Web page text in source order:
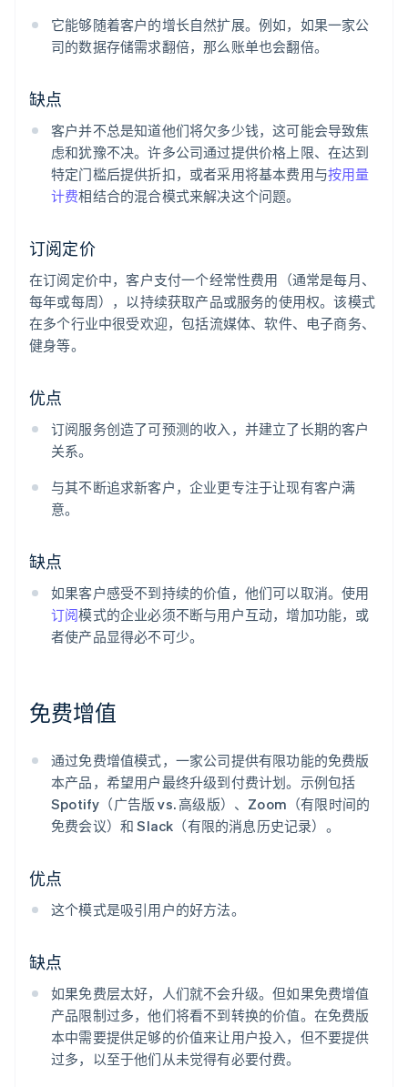
它能够随着客户的增长自然扩展。例如，如果一家公
司的数据存储需求翻倍，那么账单也会翻倍。
缺点
客户并不总是知道他们将欠多少钱，这可能会导致焦
虑和犹豫不决。许多公司通过提供价格上限、在达到
特定门槛后提供折扣，或者采用将基本费用与按用量
计费相结合的混合模式来解决这个问题。
订阅定价
在订阅定价中，客户支付一个经常性费用（通常是每月、
每年或每周），以持续获取产品或服务的使用权。该模式
在多个行业中很受欢迎，包括流媒体、软件、电子商务、
健身等。
优点
订阅服务创造了可预测的收入，并建立了长期的客户
关系。
与其不断追求新客户，企业更专注于让现有客户满
意。
缺点
如果客户感受不到持续的价值，他们可以取消。使用
订阅模式的企业必须不断与用户互动，增加功能，或
者使产品显得必不可少。
免费增值
通过免费增值模式，一家公司提供有限功能的免费版
本产品，希望用户最终升级到付费计划。示例包括
Spotify（广告版 vs. 高级版）、Zoom（有限时间的
免费会议）和 Slack（有限的消息历史记录）。
优点
这个模式是吸引用户的好方法。
缺点
如果免费层太好，人们就不会升级。但如果免费增值
产品限制过多，他们将看不到转换的价值。在免费版
本中需要提供足够的价值来让用户投入，但不要提供
过多，以至于他们从未觉得有必要付费。